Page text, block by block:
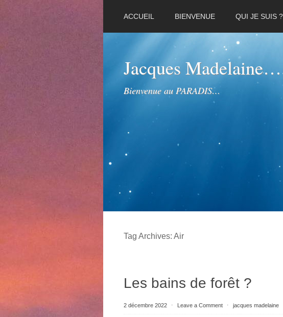
ACCUEIL BIENVENUE QUI JE SUIS ?
Jacques
Bienvenue au PARADIS…
Tag Archives: Air
Les bains de forêt ?
2 décembre 2022 ⋅ Leave a Comment ⋅ jacques madelaine